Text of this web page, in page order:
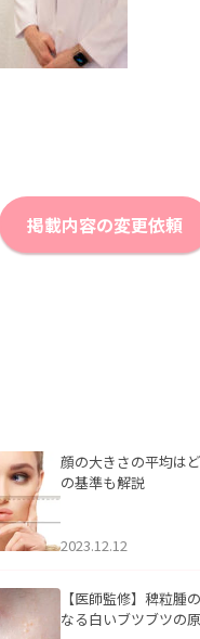
掲載内容の変更依頼
顔の大きさの平均は
の基準も解説
2023.12.12
【医師監修】稗粒腫
なる白いブツブツの